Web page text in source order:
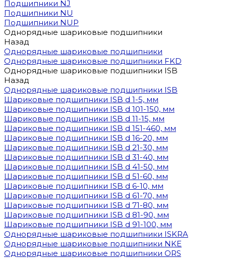
Подшипники NJ
Подшипники NU
Подшипники NUP
Однорядные шариковые подшипники
Назад
Однорядные шариковые подшипники
Однорядные шариковые подшипники FKD
Однорядные шариковые подшипники ISB
Назад
Однорядные шариковые подшипники ISB
Шариковые подшипники ISB d 1-5, мм
Шариковые подшипники ISB d 101-150, мм
Шариковые подшипники ISB d 11-15, мм
Шариковые подшипники ISB d 151-460, мм
Шариковые подшипники ISB d 16-20, мм
Шариковые подшипники ISB d 21-30, мм
Шариковые подшипники ISB d 31-40, мм
Шариковые подшипники ISB d 41-50, мм
Шариковые подшипники ISB d 51-60, мм
Шариковые подшипники ISB d 6-10, мм
Шариковые подшипники ISB d 61-70, мм
Шариковые подшипники ISB d 71-80, мм
Шариковые подшипники ISB d 81-90, мм
Шариковые подшипники ISB d 91-100, мм
Однорядные шариковые подшипники ISKRA
Однорядные шариковые подшипники NKE
Однорядные шариковые подшипники ORS